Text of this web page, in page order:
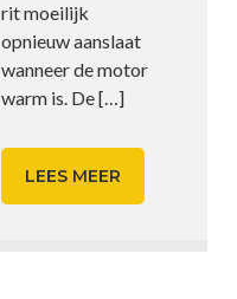
rit moeilijk
opnieuw aanslaat
wanneer de motor
warm is. De[…]
LEES MEER